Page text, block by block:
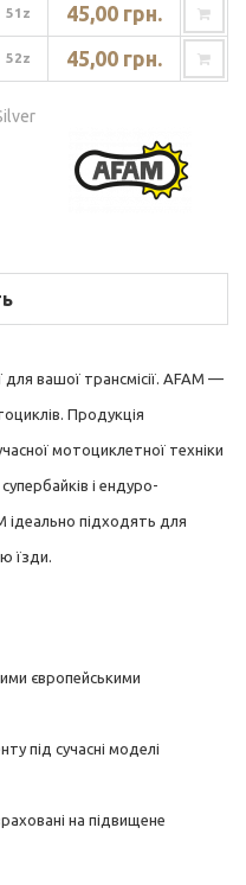
51z 45,00 грн.
52z 45,00 грн.
вашої трансмісії. AFAM —
Продукція
мотоциклетної техніки
і ендуро-
ідеально підходять для
їзди.
європейськими
під сучасні моделі
на підвищене